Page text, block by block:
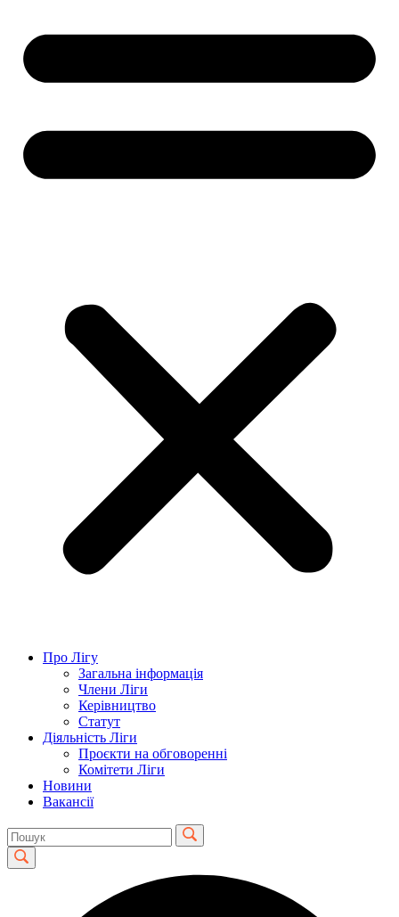
Про Лігу
Загальна інформація
Члени Ліги
Керівництво
Статут
Діяльність Ліги
Проєкти на обговоренні
Комітети Ліги
Новини
Вакансії